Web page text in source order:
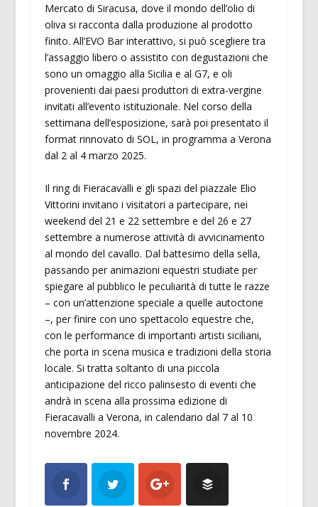
Mercato di Siracusa, dove il mondo dell’olio di
oliva si racconta dalla produzione al prodotto
finito. All’EVO Bar interattivo, si può scegliere tra
l’assaggio libero o assistito con degustazioni che
sono un omaggio alla Sicilia e al G7, e oli
provenienti dai paesi produttori di extra-vergine
invitati all’evento istituzionale. Nel corso della
settimana dell’esposizione, sarà poi presentato il
format rinnovato di SOL, in programma a Verona
dal 2 al 4 marzo 2025.
Il ring di Fieracavalli e gli spazi del piazzale Elio
Vittorini invitano i visitatori a partecipare, nei
weekend del 21 e 22 settembre e del 26 e 27
settembre a numerose attività di avvicinamento
al mondo del cavallo. Dal battesimo della sella,
passando per animazioni equestri studiate per
spiegare al pubblico le peculiarità di tutte le razze
– con un’attenzione speciale a quelle autoctone
–, per finire con uno spettacolo equestre che,
con le performance di importanti artisti siciliani,
che porta in scena musica e tradizioni della storia
locale. Si tratta soltanto di una piccola
anticipazione del ricco palinsesto di eventi che
andrà in scena alla prossima edizione di
Fieracavalli a Verona, in calendario dal 7 al 10
novembre 2024.